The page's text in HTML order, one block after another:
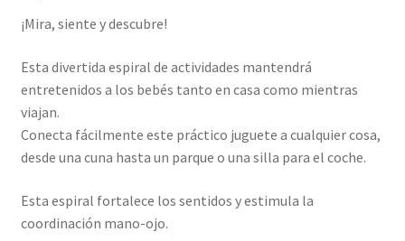
¡Mira, siente y descubre!
Esta divertida espiral de actividades mantendrá
entretenidos a los bebés tanto en casa como mientras
viajan.
Conecta fácilmente este práctico juguete a cualquier cosa,
desde una cuna hasta un parque o una silla para el coche.
Esta espiral fortalece los sentidos y estimula la
coordinación mano-ojo.